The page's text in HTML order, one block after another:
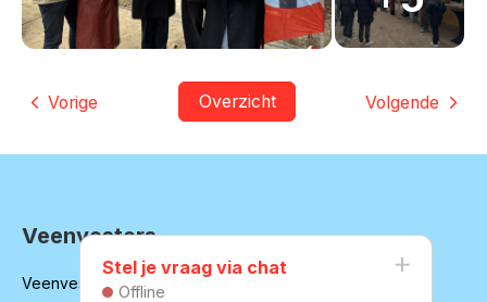
Volgende
Overzicht
Vorige
Contactinformatie
Veenvesters
Veenvesters verhuurt ongeveer
Stel je vraag via chat
Offline